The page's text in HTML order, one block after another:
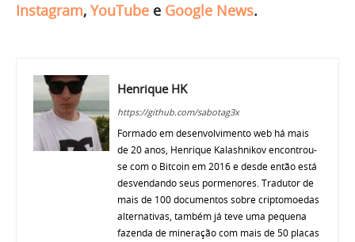
Instagram, YouTube e Google News.
Henrique HK
https://github.com/sabotag3x
Formado em desenvolvimento web há mais
de 20 anos, Henrique Kalashnikov encontrou-
se com o Bitcoin em 2016 e desde então está
desvendando seus pormenores. Tradutor de
mais de 100 documentos sobre criptomoedas
alternativas, também já teve uma pequena
fazenda de mineração com mais de 50 placas